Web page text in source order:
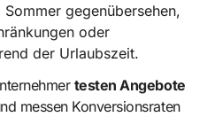
gegenübersehen,
oder
der Urlaubszeit.
testen Angebote
messen Konversionsraten